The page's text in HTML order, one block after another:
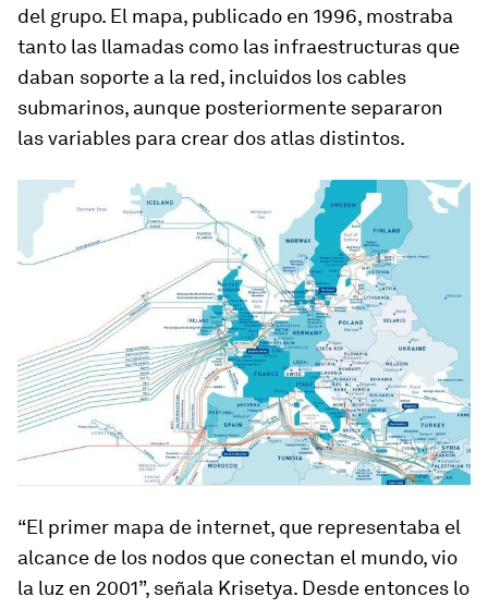
del grupo. El mapa, publicado en 1996, mostraba
tanto las llamadas como las infraestructuras que
daban soporte a la red, incluidos los cables
submarinos, aunque posteriormente separaron
las variables para crear dos atlas distintos.
“El primer mapa de internet, que representaba el
alcance de los nodos que conectan el mundo, vio
la luz en 2001”, señala Krisetya. Desde entonces lo